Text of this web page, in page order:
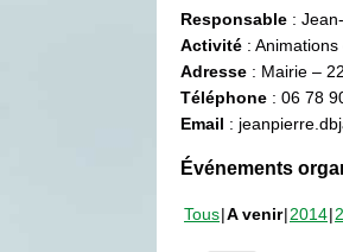
Responsable :
Activité :
Adresse : Mairie –
Téléphone : 06 78
Email :
Événements
Tous A venir 2014